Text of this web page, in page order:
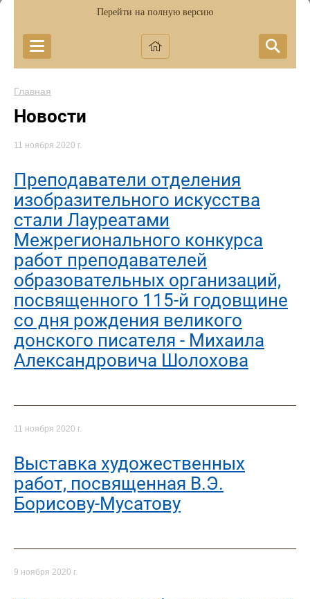
Перейти на полную версию
Главная
Новости
11 ноября 2020 г.
Преподаватели отделения
изобразительного искусства
стали Лауреатами
Межрегионального конкурса
работ преподавателей
образовательных организаций,
посвященного 115-й годовщине
со дня рождения великого
донского писателя - Михаила
Александровича Шолохова
11 ноября 2020 г.
Выставка художественных
работ, посвященная В.Э.
Борисову-Мусатову
9 ноября 2020 г.